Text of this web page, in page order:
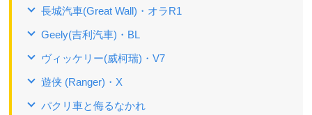
長城汽車(Great Wall)・オラR1
Geely(吉利汽車)・BL
ヴィッケリー(威柯瑞)・V7
遊侠 (Ranger)・X
パクリ車と侮るなかれ